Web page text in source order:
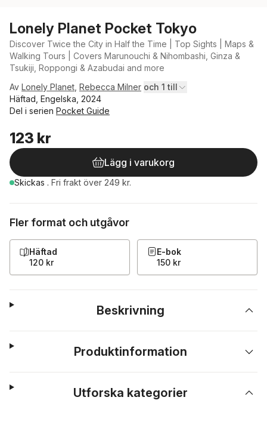
Lonely Planet Pocket Tokyo
Discover Twice the City in Half the Time | Top Sights | Maps &
Walking Tours | Covers Marunouchi & Nihombashi, Ginza &
Tsukiji, Roppongi & Azabudai and more
Av Lonely Planet Rebecca Milner och 1 till
Häftad, Engelska, 2024
Del i serien Pocket Guide
123 kr
Lägg i varukorg
Skickas . Fri frakt över 249 kr.
Fler format och utgåvor
Häftad
120 kr
E-bok
150 kr
Beskrivning
Produktinformation
Utforska kategorier